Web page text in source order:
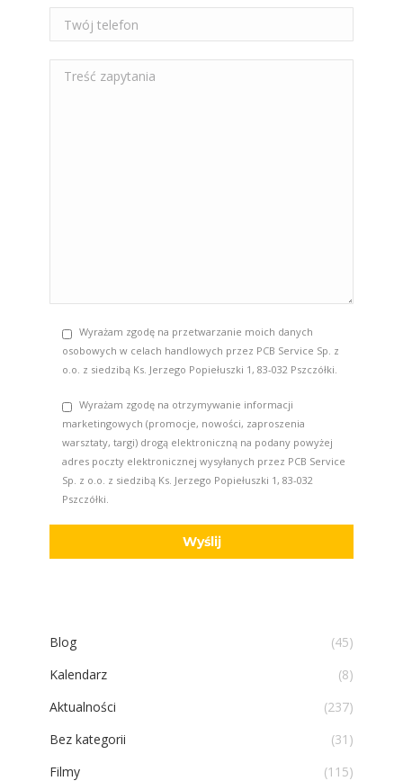
Wyrażam zgodę na przetwarzanie moich danych
osobowych w celach handlowych przez PCB Service Sp. z
o.o. z siedzibą Ks. Jerzego Popiełuszki 1, 83-032 Pszczółki.
Wyrażam zgodę na otrzymywanie informacji
marketingowych (promocje, nowości, zaproszenia
warsztaty, targi) drogą elektroniczną na podany powyżej
adres poczty elektronicznej wysyłanych przez PCB Service
Sp. z o.o. z siedzibą Ks. Jerzego Popiełuszki 1, 83-032
Pszczółki.
Blog
(45)
Kalendarz
(8)
Aktualności
(237)
Bez kategorii
(31)
Filmy
(115)